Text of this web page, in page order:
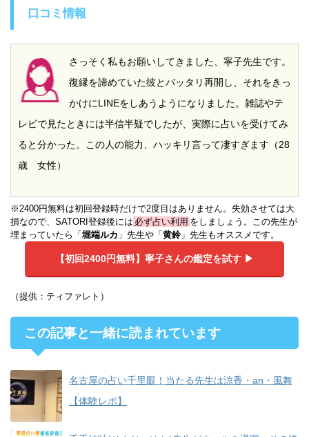
口コミ情報
さっそく私もお願いしてきました、寧子先生です。
復縁を諦めていた彼とバッタリ再開し、それをきっ
かけにLINEをしあうようになりました。雑誌やテ
レビで見たときには半信半疑でしたが、実際に占いを受けてみ
ると分かった。この人の能力、ハッキリ言って凄すぎます（28
歳 女性）
※2400円無料は初回登録時だけで2度目はありません。失効させては大
損なので、SATORI登録後には 必ず占い利用 をしましょう。この先生が
埋まっていたら「堀端ルカ 」先生や「 黄鈴」先生もオススメです。
【初回2400円無料】 寧子さんの鑑定を試す ▶︎
（提供：ティファレト）
この記事と一緒に読まれています
名古屋の占い千里眼！当たる先生は涼香・an・風舞
【体験レポ】